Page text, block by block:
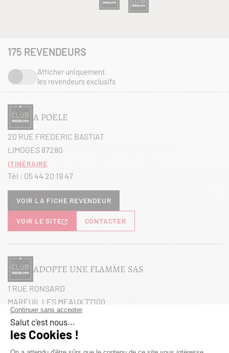
175 REVENDEURS
Afficher uniquement
les revendeurs exclusifs
A POELE
20 RUE FREDERIC BASTIAT
LIMOGES 87280
Itinéraire
Tél : 05 44 20 19 47
Voir la fiche revendeur
VOIR LE SITE CONTACTER
ADOPTE UNE FLAMME SAS
1 RUE RONSARD
MAREUIL LES MEAUX 77100
Itinéraire
Tél :01 60 38 27 26